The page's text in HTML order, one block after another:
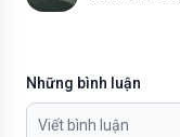
Những bình luận